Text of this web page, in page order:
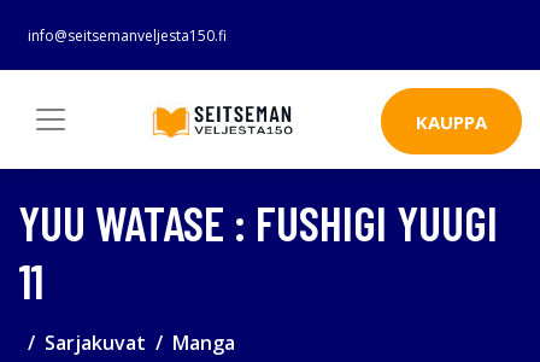
info@seitsemanveljesta150.fi
KAUPPA
YUU WATASE : FUSHIGI YUUGI
11
Sarjakuvat Manga